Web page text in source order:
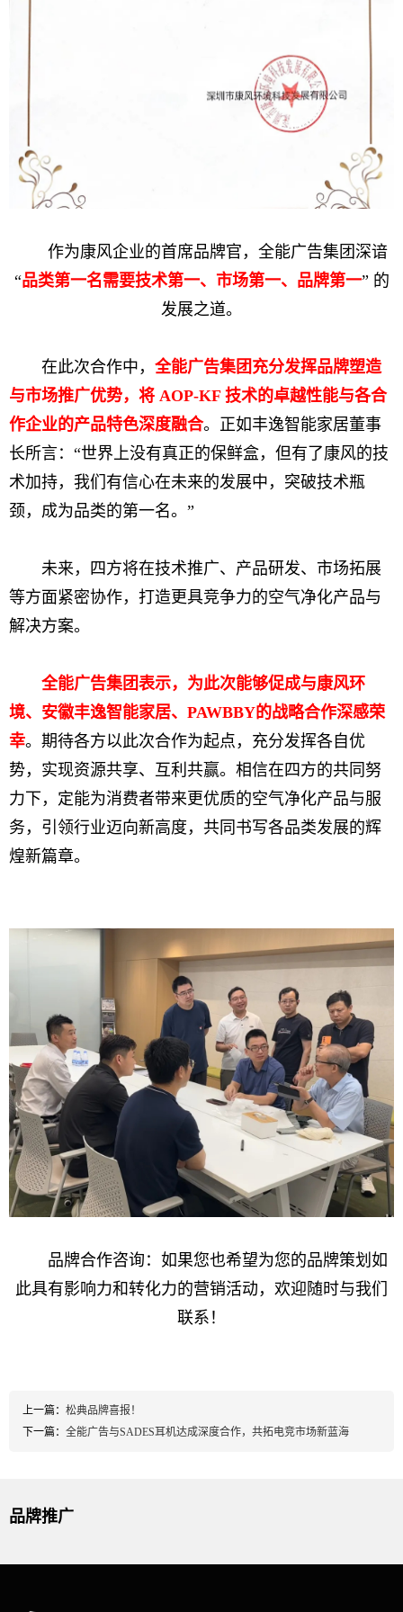
作为康风企业的首席品牌官，全能广告集团深谙
“品类第一名需要技术第一、市场第一、品牌第一” 的
发展之道。
在此次合作中， 全能广告集团充分发挥品牌塑造
与市场推广优势，将 AOP-KF 技术的卓越性能与各合
作企业的产品特色深度融合。正如丰逸智能家居董事
长所言：“世界上没有真正的保鲜盒，但有了康风的技
术加持，我们有信心在未来的发展中，突破技术瓶
颈，成为品类的第一名。”
未来，四方将在技术推广、产品研发、市场拓展
等方面紧密协作，打造更具竞争力的空气净化产品与
解决方案。
全能广告集团表示，为此次能够促成与康风环
境、安徽丰逸智能家居、PAWBBY的战略合作深感荣
幸。期待各方以此次合作为起点，充分发挥各自优
势，实现资源共享、互利共赢。相信在四方的共同努
力下，定能为消费者带来更优质的空气净化产品与服
务，引领行业迈向新高度，共同书写各品类发展的辉
煌新篇章。
品牌合作咨询：如果您也希望为您的品牌策划如
此具有影响力和转化力的营销活动，欢迎随时与我们
联系！
上一篇： 松典品牌喜报！
下一篇： 全能广告与SADES耳机达成深度合作，共拓电竞市场新蓝海
品牌推广